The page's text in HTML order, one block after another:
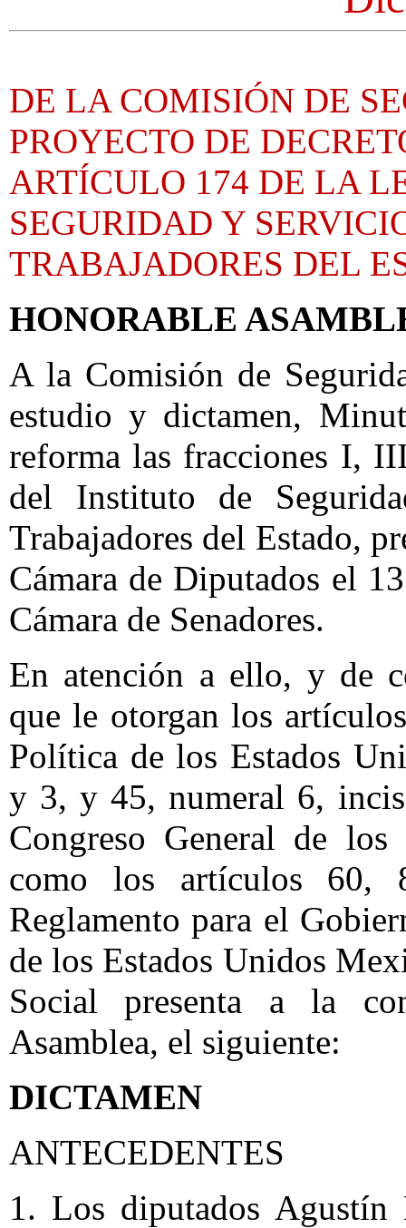
DE LA COMISIÓN DE
PROYECTO DE
ARTÍCULO 174 DE LA
SEGURIDAD Y
TRABAJADORES DEL
HONORABLE
A la Comisión de
estudio y dictamen,
reforma las fracciones I,
del Instituto de
Trabajadores del Estado,
Cámara de Diputados el
Cámara de Senadores.
En atención a ello, y de
que le otorgan los
Política de los Estados
y 3, y 45, numeral 6,
Congreso General de
como los artículos 60,
Reglamento para el
de los Estados Unidos
Social presenta a la
Asamblea, el siguiente:
DICTAMEN
ANTECEDENTES
1. Los diputados